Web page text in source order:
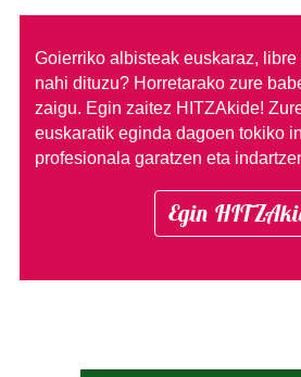
Goierriko albisteak euskaraz,
nahi dituzu? Horretarako zure
zaigu. Egin zaitez HITZAkide!
euskaratik eginda dagoen tokiko
profesionala garatzen eta
Egin